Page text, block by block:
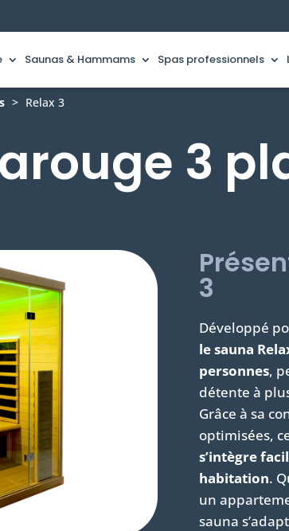
Saunas & Hammams Spas professionnels
> Relax 3
3
3
Développé
le sauna
personnes,
détente à
Grâce à sa
optimisées,
s’intègre
habitation.
un
sauna